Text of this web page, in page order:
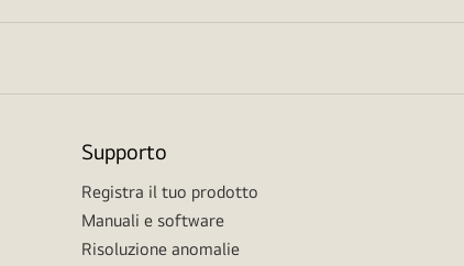
Supporto
Registra il tuo prodotto
Manuali e software
Risoluzione anomalie